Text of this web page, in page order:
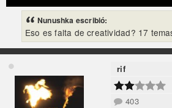
Nunushka escribió:
Eso es falta de creatividad? 17
rif
403